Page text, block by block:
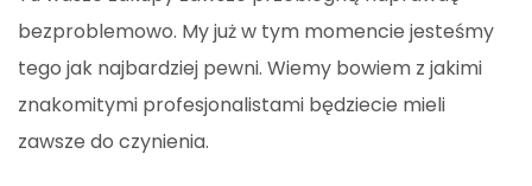
bezproblemowo. My już w tym momencie jesteśmy
tego jak najbardziej pewni. Wiemy bowiem z jakimi
znakomitymi profesjonalistami będziecie mieli
zawsze do czynienia.